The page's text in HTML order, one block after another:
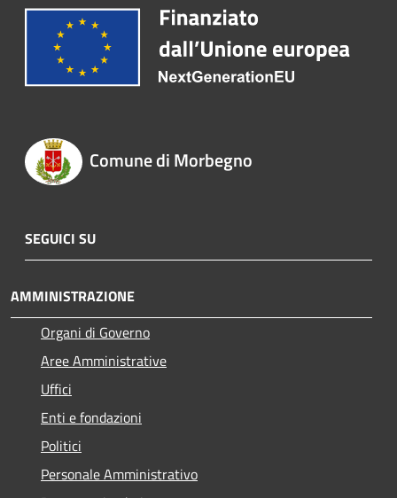
Comune di Morbegno
SEGUICI SU
AMMINISTRAZIONE
Organi di Governo
Aree Amministrative
Uffici
Enti e fondazioni
Politici
Personale Amministrativo